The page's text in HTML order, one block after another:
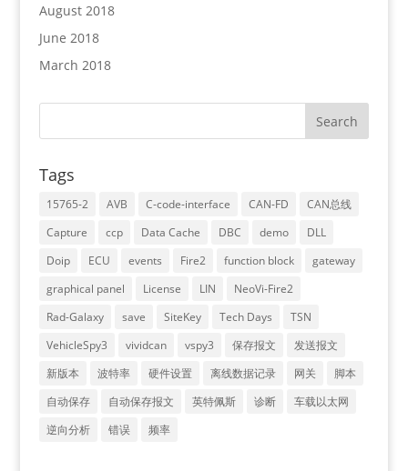
August 2018
June 2018
March 2018
Tags
15765-2 AVB C-code-interface CAN-FD
CAN总线
Capture
ccp Data Cache DBC demo
DLL
Doip
ECU events Fire2 function block
gateway
graphical panel
License LIN
NeoVi-Fire2
Rad-Galaxy
save SiteKey Tech Days
TSN
VehicleSpy3
vividcan vspy3 保存报文
发送报文
新版本
波特率 硬件设置 离线数据记录 网关
脚本
自动保存
自动保存报文 英特佩斯 诊断
车载以太网
逆向分析
错误 频率